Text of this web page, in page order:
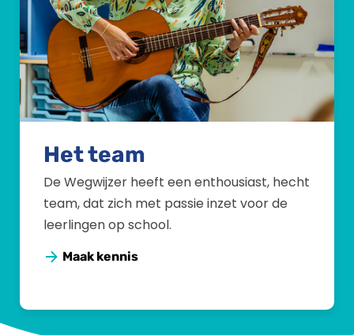
Het team
De Wegwijzer heeft een enthousiast, hecht
team, dat zich met passie inzet voor de
leerlingen op school.
Maak kennis